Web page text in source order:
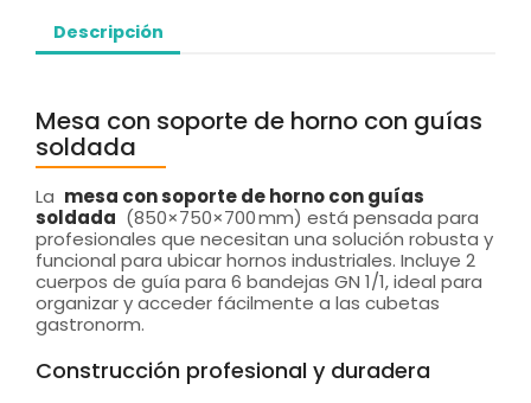
Descripción
Mesa con soporte de horno con guías
soldada
La mesa con soporte de horno con guías
soldada (850×750×700 mm) está pensada para
profesionales que necesitan una solución robusta y
funcional para ubicar hornos industriales. Incluye 2
cuerpos de guía para 6 bandejas GN 1/1, ideal para
organizar y acceder fácilmente a las cubetas
gastronorm.
Construcción profesional y duradera